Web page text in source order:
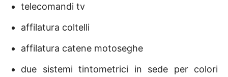
telecomandi tv
affilatura coltelli
affilatura catene motoseghe
due sistemi tintometrici in sede per colori